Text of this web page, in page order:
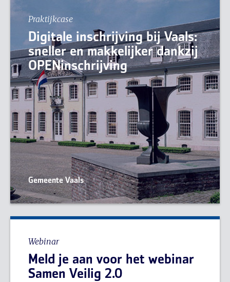
Praktijkcase
Digitale inschrijving bij Vaals:
sneller en makkelijker dankzij
OPENinschrijving
Gemeente Vaals
Webinar
Meld je aan voor het webinar
Samen Veilig 2.0